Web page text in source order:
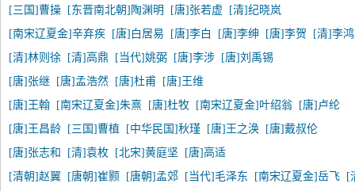
[三国]曹操 [东晋南北朝]陶渊明 [唐]张若虚
[清]纪晓岚
[南宋辽夏金]辛弃疾
[唐]白居易 [唐]李白 [唐]李绅 [唐]李贺
[清]李
[清]林则徐
[清]高鼎 [当代]姚弼 [唐]李涉
[唐]刘禹锡
[唐]张继
[唐]孟浩然 [唐]杜甫
[唐]王维
[唐]王翰
[南宋辽夏金]朱熹 [唐]杜牧 [南宋辽夏金]叶绍翁
[唐]卢纶
[唐]王昌龄
[三国]曹植 [中华民国]秋瑾 [唐]王之涣
[唐]戴叔伦
[唐]张志和
[清]袁枚 [北宋]黄庭坚
[唐]高适
[清朝]赵翼
[唐朝]崔颢 [唐朝]孟郊 [当代]毛泽东 [南宋辽夏金]岳飞
[